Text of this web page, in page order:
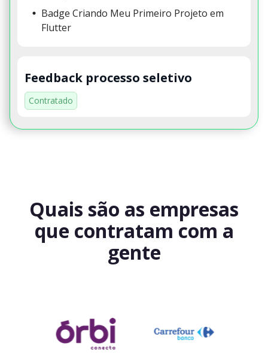
Badge Criando Meu Primeiro Projeto em
Flutter
Feedback processo seletivo
Contratado
Quais são as empresas
que contratam com a
gente